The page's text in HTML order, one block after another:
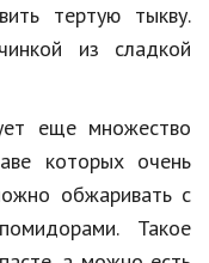
тертую тыкву.
из сладкой
еще множество
которых очень
обжаривать с
Такое